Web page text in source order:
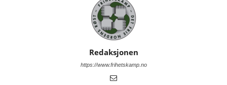
Redaksjonen
https://www.frihetskamp.no